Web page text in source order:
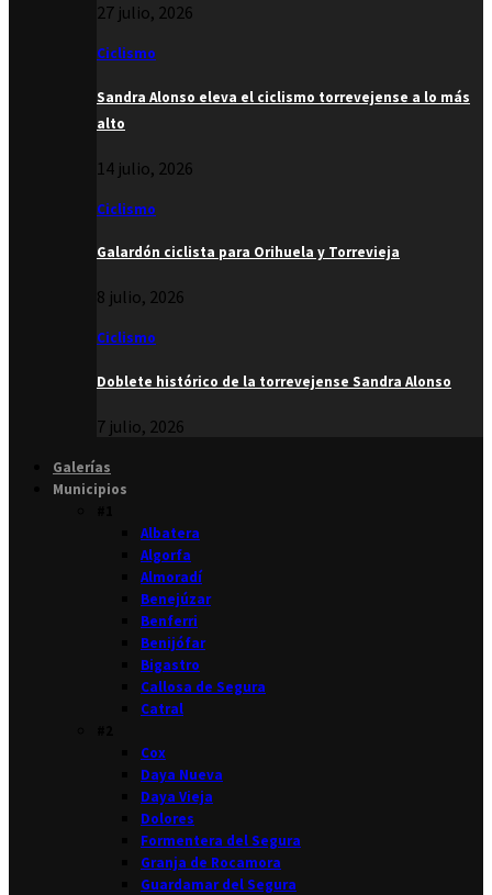
27 julio, 2026
Ciclismo
Sandra Alonso eleva el ciclismo torrevejense a lo más
alto
14 julio, 2026
Ciclismo
Galardón ciclista para Orihuela y Torrevieja
8 julio, 2026
Ciclismo
Doblete histórico de la torrevejense Sandra Alonso
7 julio, 2026
Galerías
Municipios
Albatera
Algorfa
Almoradí
Benejúzar
Benferri
Benijófar
Bigastro
Callosa de Segura
Catral
Cox
Daya Nueva
Daya Vieja
Dolores
Formentera del Segura
Granja de Rocamora
Guardamar del Segura